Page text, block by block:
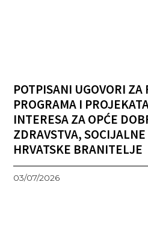
POTPISANI UGOVORI
PROGRAMA I
INTERESA ZA OPĆE
ZDRAVSTVA,
HRVATSKE BRANITELJE
03/07/2026